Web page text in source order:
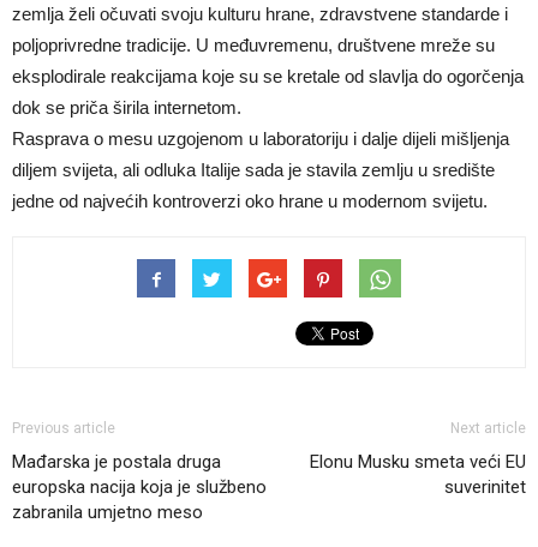
zemlja želi očuvati svoju kulturu hrane, zdravstvene standarde i
poljoprivredne tradicije. U međuvremenu, društvene mreže su
eksplodirale reakcijama koje su se kretale od slavlja do ogorčenja
dok se priča širila internetom.
Rasprava o mesu uzgojenom u laboratoriju i dalje dijeli mišljenja
diljem svijeta, ali odluka Italije sada je stavila zemlju u središte
jedne od najvećih kontroverzi oko hrane u modernom svijetu.
Previous article
Mađarska je postala druga
europska nacija koja je službeno
zabranila umjetno meso
Next article
Elonu Musku smeta veći EU
suverinitet